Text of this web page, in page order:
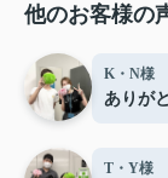
他のお客様の
K・N様
ありが
T・Y様